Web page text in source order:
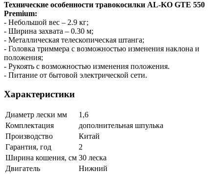
Технические особенности травокосилки AL-KO GTE 550
Premium:
- Небольшой вес – 2.9 кг;
- Ширина захвата – 0.30 м;
- Металлическая телескопическая штанга;
- Головка триммера с возможностью изменения наклона и
положения;
- Рукоять с возможностью изменения положения.
- Питание от бытовой электрической сети.
Характеристики
Диаметр лески мм
1,6
Комплектация
дополнительная шпулька
Производство
Китай
Гарантия, год
2
Ширина кошения, см 30 леска
Двигатель
Нижний